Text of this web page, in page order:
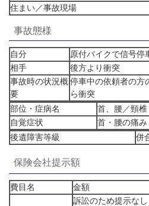
住まい／事故現場
事故態様
自分
原付バイクで信号停
相手
後方より衝突
事故時の状況概
要
停車中の依頼者の方
ら衝突
部位・症病名
首、腰／頸
自覚症状
首・腰の痛み
後遺障害等級
併
保険会社提示額
費目名
金額
訴訟のため提示なし